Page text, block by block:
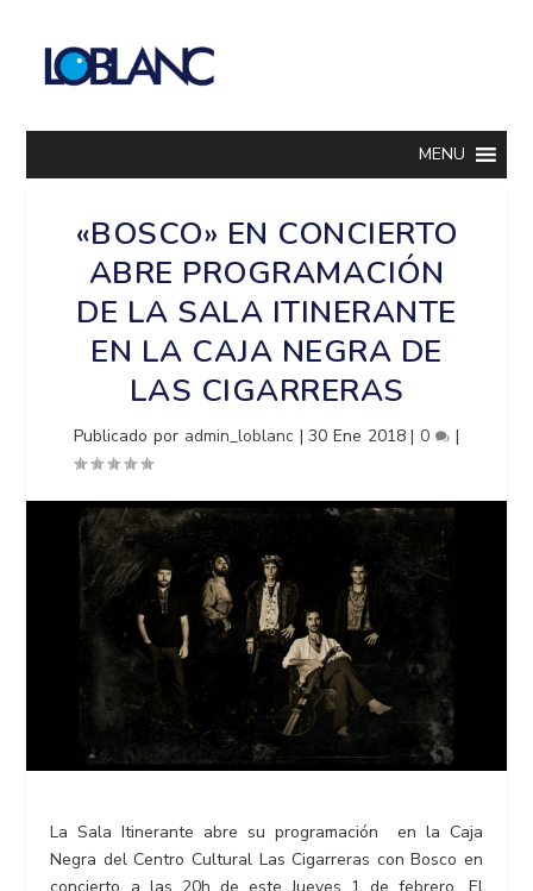
MENU
«BOSCO» EN CONCIERTO
ABRE PROGRAMACIÓN
DE LA SALA ITINERANTE
EN LA CAJA NEGRA DE
LAS CIGARRERAS
Publicado por admin_loblanc |30 Ene 2018|0 |
La Sala Itinerante abre su programación en la Caja
Negra del Centro Cultural Las Cigarreras con Bosco en